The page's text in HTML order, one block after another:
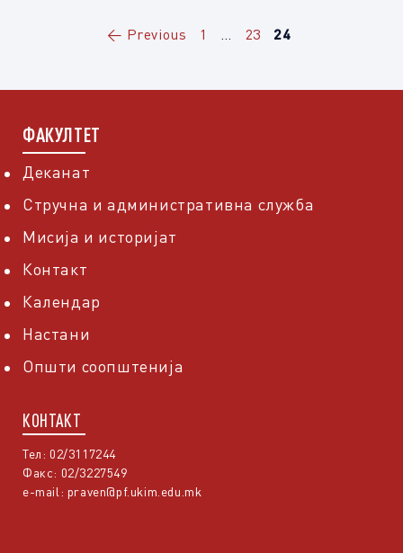
← Previous Page
1 Page
23 Page
24
ФАКУЛТЕТ
Деканат
Стручна и административна служба
Мисија и историјат
Контакт
Календар
Настани
Општи соопштенија
КОНТАКТ
Тел: 02/3117244
Факс: 02/3227549
e-mail: praven@pf.ukim.edu.mk